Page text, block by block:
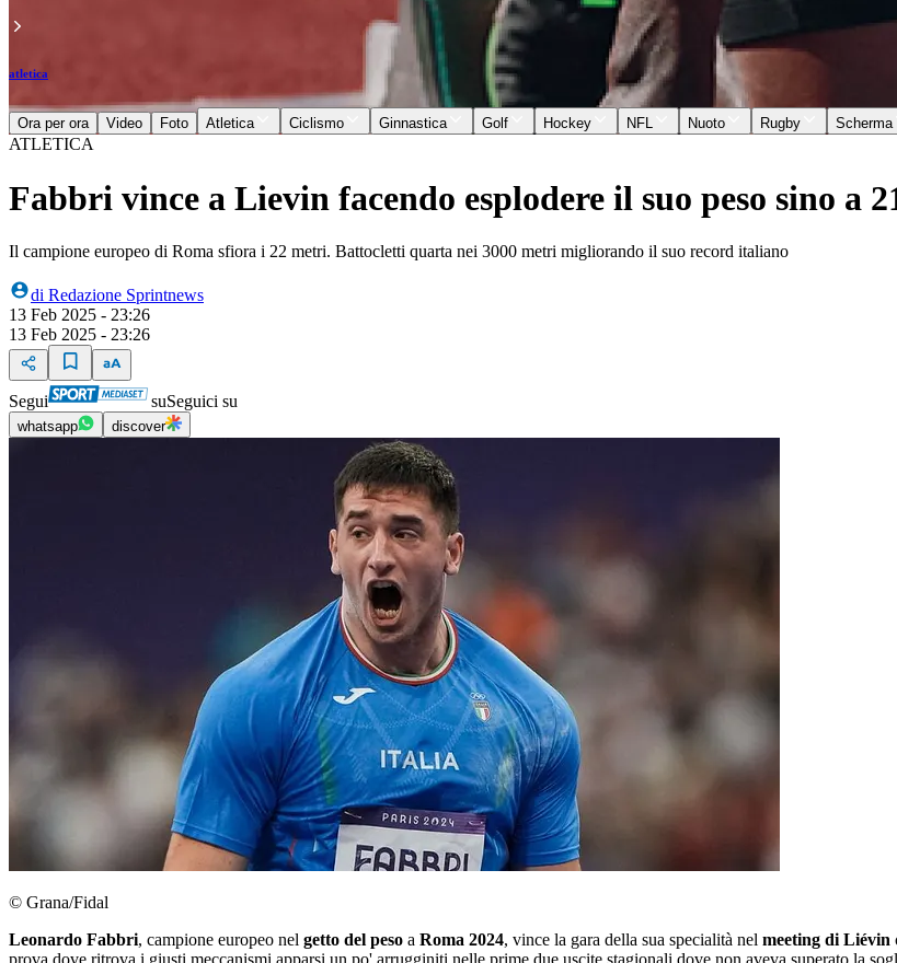
atletica
Ora per ora Video Foto Atletica Ciclismo Ginnastica Golf Hockey NFL Nuoto Rugby Scherma
ATLETICA
Fabbri vince a Lievin facendo esplodere il suo peso sino a
Il campione europeo di Roma sfiora i 22 metri. Battocletti quarta nei 3000 metri migliorando il suo record italiano
di Redazione Sprintnews
13 Feb 2025 - 23:26
13 Feb 2025 - 23:26
Segui suSeguici su
whatsapp discover
© Grana/Fidal
Leonardo Fabbri, campione europeo nel getto del peso a Roma 2024, vince la gara della sua specialità nel meeting di Liévin
prova dove ritrova i giusti meccanismi apparsi un po' arrugginiti nelle prime due uscite stagionali dove non aveva superato la